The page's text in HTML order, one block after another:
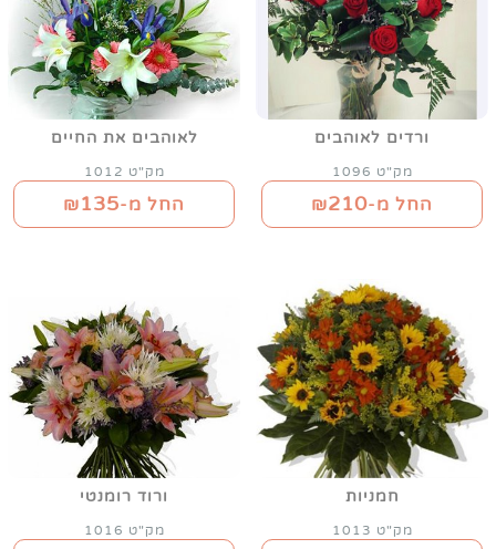
ורדים לאוהבים
מק"ט 1096
החל מ-₪210
לאוהבים את החיים
מק"ט 1012
החל מ-₪135
חמניות
מק"ט 1013
ורוד רומנטי
מק"ט 1016